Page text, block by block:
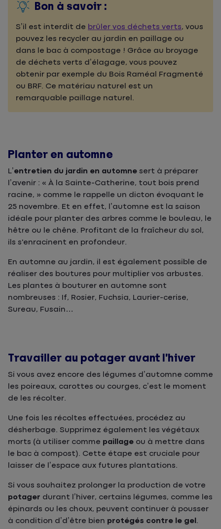
Bon à savoir :
S’il est interdit de brûler vos déchets verts, vous
pouvez les recycler au jardin en paillage ou
dans le bac à compostage ! Grâce au broyage
de déchets verts d’élagage, vous pouvez
obtenir par exemple du Bois Raméal Fragmenté
ou BRF. Ce matériau naturel est un
remarquable paillage naturel.
Planter en automne
L’entretien du jardin en automne sert à préparer
l’avenir : « À la Sainte-Catherine, tout bois prend
racine, » comme le rappelle un dicton évoquant le
25 novembre. Et en effet, l’automne est la saison
idéale pour planter des arbres comme le bouleau, le
hêtre ou le chêne. Profitant de la fraîcheur du sol,
ils s'enracinent en profondeur.
En automne au jardin, il est également possible de
réaliser des boutures pour multiplier vos arbustes.
Les plantes à bouturer en automne sont
nombreuses : If, Rosier, Fuchsia, Laurier-cerise,
Sureau, Fusain…
Travailler au potager avant l’hiver
Si vous avez encore des légumes d’automne comme
les poireaux, carottes ou courges, c’est le moment
de les récolter.
Une fois les récoltes effectuées, procédez au
désherbage. Supprimez également les végétaux
morts (à utiliser comme paillage ou à mettre dans
le bac à compost). Cette étape est cruciale pour
laisser de l’espace aux futures plantations.
Si vous souhaitez prolonger la production de votre
potager durant l’hiver, certains légumes, comme les
épinards ou les choux, peuvent continuer à pousser
à condition d’d’être bien protégés contre le gel .